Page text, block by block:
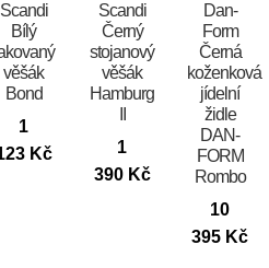
Scandi
Bílý
věšák
Bond
1
Kč
Scandi
Černý
stojanový
věšák
Hamburg
1
390 Kč
​​​​​Dan-
Form
Černá
koženková
jídelní
židle
DAN-
FORM
Rombo
10
395 Kč